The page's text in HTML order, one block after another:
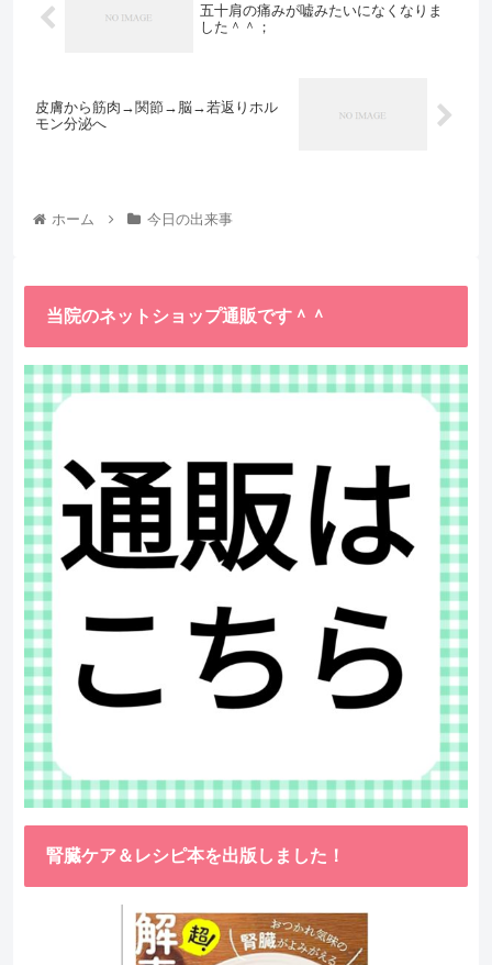
五十肩の痛みが嘘みたいになくなりま
した＾＾；
皮膚から筋肉→関節→脳→若返りホル
モン分泌へ
ホーム 今日の出来事
当院のネットショップ通販です＾＾
腎臓ケア＆レシピ本を出版しました！